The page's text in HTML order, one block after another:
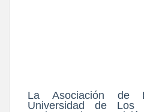
La Asociación de
Universidad de Los